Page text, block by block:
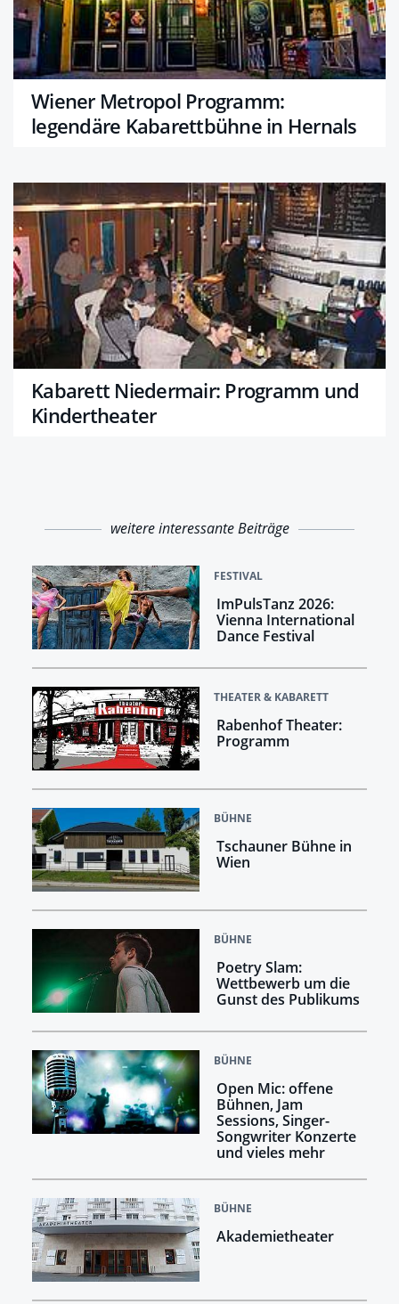
Wiener Metropol Programm:
legendäre Kabarettbühne in Hernals
Kabarett Niedermair: Programm und
Kindertheater
weitere interessante Beiträge
FESTIVAL
ImPulsTanz 2026:
Vienna International
Dance Festival
THEATER & KABARETT
Rabenhof Theater:
Programm
BÜHNE
Tschauner Bühne in
Wien
BÜHNE
Poetry Slam:
Wettbewerb um die
Gunst des Publikums
BÜHNE
Open Mic: offene
Bühnen, Jam
Sessions, Singer-
Songwriter Konzerte
und vieles mehr
BÜHNE
Akademietheater